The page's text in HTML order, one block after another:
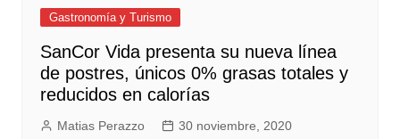
Gastronomía y Turismo
SanCor Vida presenta su nueva línea
de postres, únicos 0% grasas totales y
reducidos en calorías
Matias Perazzo 30 noviembre, 2020